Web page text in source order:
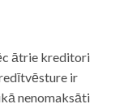
ātrie kreditori
ir
nenomaksāti